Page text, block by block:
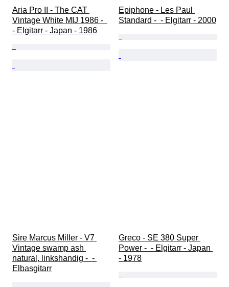
Aria Pro II - The CAT
Vintage White MIJ 1986 -
- Elgitarr - Japan - 1986
Epiphone - Les Paul
Standard -  - Elgitarr - 2000
Sire Marcus Miller - V7
Vintage swamp ash
natural, linkshandig -  -
Elbasgitarr
Greco - SE 380 Super
Power -  - Elgitarr - Japan
- 1978